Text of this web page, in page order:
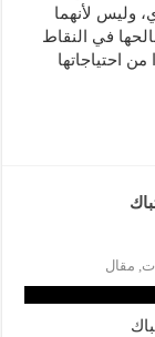
وليس لأنهما
في النقاط
من احتياجاتها
, مقال